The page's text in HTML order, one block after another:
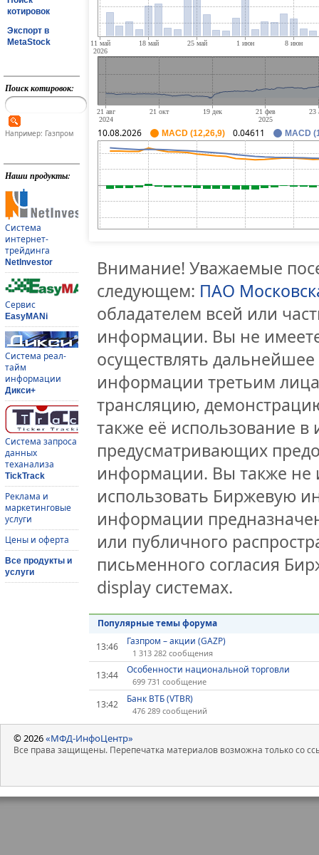
котировок
Экспорт в
MetaStock
Поиск котировок:
Например: Газпром
Наши продукты:
Система
интернет-
трейдинга
NetInvestor
Сервис
EasyMANi
Система реал-
тайм
информации
Дикси+
Система запроса
данных
теханализа
TickTrack
Реклама и
маркетинговые
услуги
Цены и оферта
Все продукты и
услуги
10.08.2026 MACD (12,26,9) 0.04611 MACD
Внимание! Уважаемые
следующем: ПАО
обладателем всей или
информации. Вы не
осуществлять
информации третьим
трансляцию,
также её использование
предусматривающих
информации. Вы также не
использовать Биржевую
информации
или публичного
письменного согласия
display системах.
Популярные темы форума
13:46
Газпром – акции (GAZP)
1 313 282 сообщения
13:44 Особенности национальной торговли
699 731 сообщение
13:42 Банк ВТБ (VTBR)
476 289 сообщений
© 2026«МФД-ИнфоЦентр»
Все права защищены. Перепечатка материалов возможна только со